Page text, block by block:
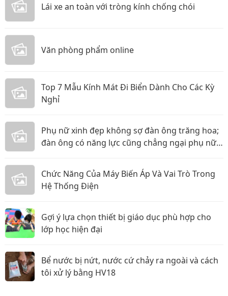
Lái xe an toàn với tròng kính chống chói
Văn phòng phẩm online
Top 7 Mẫu Kính Mát Đi Biển Dành Cho Các Kỳ
Nghỉ
Phụ nữ xinh đẹp không sợ đàn ông trăng hoa;
đàn ông có năng lực cũng chẳng ngại phụ nữ
Chức Năng Của Máy Biến Áp Và Vai Trò Trong
Hệ Thống Điện
Gợi ý lựa chọn thiết bị giáo dục phù hợp cho
lớp học hiện đại
Bể nước bị nứt, nước cứ chảy ra ngoài và cách
tôi xử lý bằng HV18